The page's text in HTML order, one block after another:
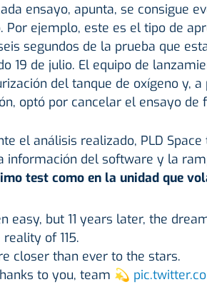
ensayo, apunta, se consigue
Por ejemplo, este es el tipo de
segundos de la prueba que
19 de julio. El equipo de
del tanque de oxígeno y,
optó por cancelar el ensayo de
el análisis realizado, PLD
información del software y la
test como en la unidad que
easy, but 11 years later, the
of 115.
closer than ever to the stars.
to you, team 💫